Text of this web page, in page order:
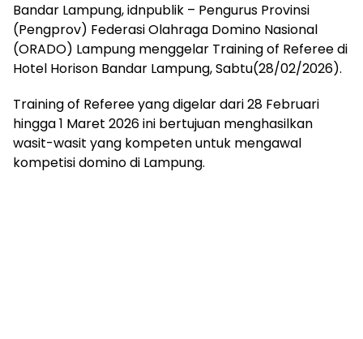
Bandar Lampung, idnpublik – Pengurus Provinsi
(Pengprov) Federasi Olahraga Domino Nasional
(ORADO) Lampung menggelar Training of Referee di
Hotel Horison Bandar Lampung, Sabtu(28/02/2026).
Training of Referee yang digelar dari 28 Februari
hingga 1 Maret 2026 ini bertujuan menghasilkan
wasit-wasit yang kompeten untuk mengawal
kompetisi domino di Lampung.